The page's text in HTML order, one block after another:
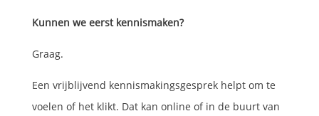
Kunnen we eerst kennismaken?
Graag.
Een vrijblijvend kennismakingsgesprek helpt om te
voelen of het klikt. Dat kan online of in de buurt van